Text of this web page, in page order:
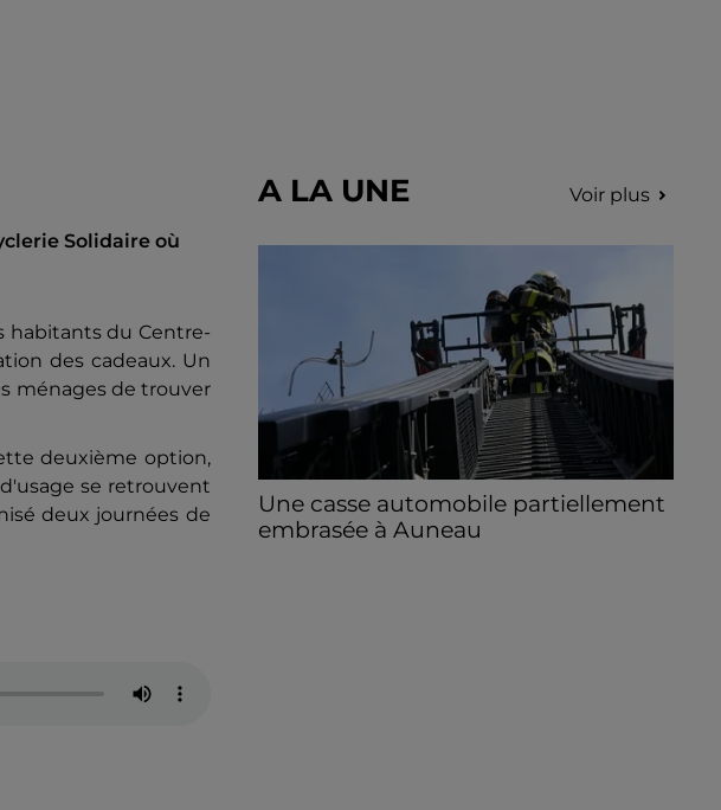
Solidaire où
habitants du Centre-
des cadeaux. Un
ménages de trouver
deuxième option,
se retrouvent
deux journées de
A LA UNE Voir plus
Une casse automobile partiellement
embrasée à Auneau